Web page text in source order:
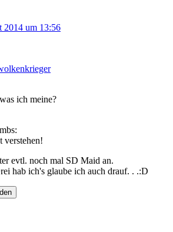
2014 um 13:56
ich meine?
verstehen!
evtl. noch mal SD Maid an.
hab ich's glaube ich auch drauf. . .:D